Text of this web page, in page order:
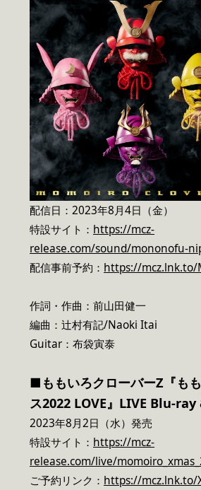
配信日：2023年8月4日（金）
特設サイト： https://mcz-
release.com/sound/mononofu-
配信事前予約： https://mcz.lnk.to/
作詞・作曲：前山田健一
編曲：辻村有記/Naoki Itai
Guitar：布袋寅泰
■ももいろクローバーZ『も
ス2022 LOVE』LIVE Blu-ray
2023年8月2日（水）発売
特設サイト： https://mcz-
release.com/live/
ご予約リンク： https://mcz.lnk.to/